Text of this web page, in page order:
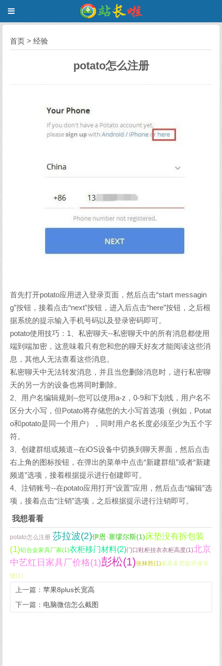
首页 > 经验
potato怎么注册
首先打开potato应用进入登录页面，然后点击“start messagin
g”按钮，接着点击“next”按钮，进入后点击“here”按钮，之后根
据系统的提示输入手机号码以及登录密码即可。
potato使用技巧：1、私密聊天--私密聊天中的所有消息都使用
端到端加密，这意味着只有您和您的聊天好友才能阅读这些消
息，其他人无法查看这些消息。
私密聊天中无法转发消息，并且当您删除消息时，进行私密聊
天的另一方的设备也将同时删除。
2、用户名编辑规则--您可以使用a-z，0-9和下划线，用户名不
区分大小写，但Potato将存储您的大小写首选项（例如，Potat
o和potato是同一个用户），同时用户名长度必须至少为五个字
符。
3、创建群组或频道--在iOS设备中切换到聊天界面，然后点击
右上角的图标按钮，在弹出的菜单中点击“新建群组”或者“新建
频道”选项，接着根据提示进行创建即可。
4、注销账号--在potato应用打开“设置”应用，然后点击“编辑”选
项，接着点击“注销”选项，之后根据提示进行注销即可。
我想看看
potato怎么注册 莎拉波(2)伊恩·塞缪尔斯(1)床垫没有拆包装
(1)铝合金家具厂家(1)衣柜移门材料(2)门口鞋柜挂衣衣柜高度(1)北京
中艺红日家具厂价格(1)彭松(1)张林胜(1)家具多层板环保等
级(1)
上一篇： 苹果8plus长宽高
下一篇： 电脑微信怎么截图